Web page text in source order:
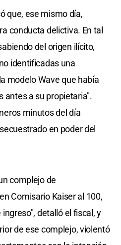
que, ese mismo día,
conducta delictiva. En tal
del origen ilícito,
identificadas una
modelo Wave que había
antes a su propietaria".
minutos del día
en poder del
complejo de
Comisario Kaiser al 100,
detalló el fiscal, y
de ese complejo, violentó